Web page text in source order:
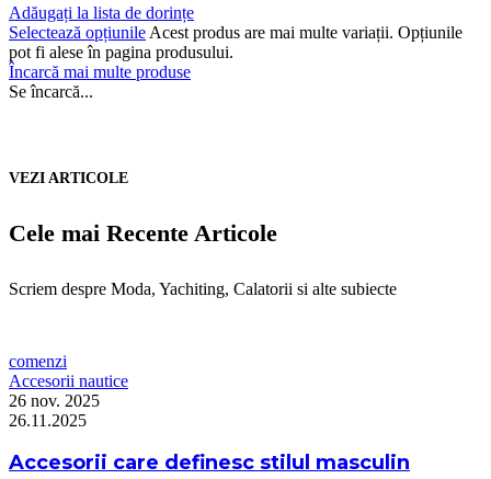
Adăugați la lista de dorințe
Selectează opțiunile Acest produs are mai multe variații. Opțiunile
pot fi alese în pagina produsului.
Încarcă mai multe produse
Se încarcă...
VEZI ARTICOLE
Cele mai Recente Articole
Scriem despre Moda, Yachiting, Calatorii si alte subiecte
comenzi
Accesorii nautice
26 nov. 2025
26.11.2025
Accesorii care definesc stilul masculin